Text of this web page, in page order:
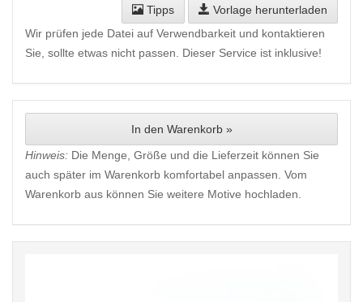
Tipps
Vorlage herunterladen
Wir prüfen jede Datei auf Verwendbarkeit und kontaktieren
Sie, sollte etwas nicht passen. Dieser Service ist inklusive!
In den Warenkorb »
Hinweis: Die Menge, Größe und die Lieferzeit können Sie
auch später im Warenkorb komfortabel anpassen. Vom
Warenkorb aus können Sie weitere Motive hochladen.